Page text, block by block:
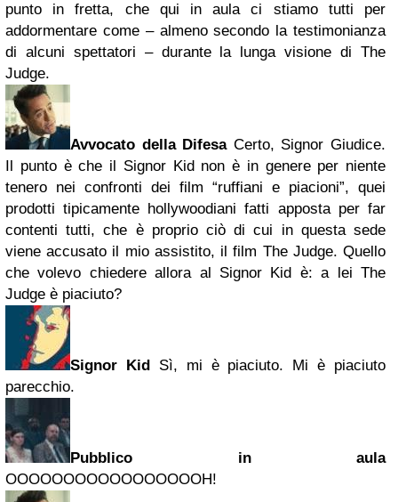
punto in fretta, che qui in aula ci stiamo tutti per
addormentare come – almeno secondo la testimonianza
di alcuni spettatori – durante la lunga visione di The
Judge.
Avvocato della DifesaCerto, Signor Giudice.
Il punto è che il Signor Kid non è in genere per niente
tenero nei confronti dei film “ruffiani e piacioni”, quei
prodotti tipicamente hollywoodiani fatti apposta per far
contenti tutti, che è proprio ciò di cui in questa sede
viene accusato il mio assistito, il film The Judge. Quello
che volevo chiedere allora al Signor Kid è: a lei The
Judge è piaciuto?
Signor Kid
Sì, mi è piaciuto. Mi è piaciuto
parecchio.
Pubblico in aula
OOOOOOOOOOOOOOOOOH!